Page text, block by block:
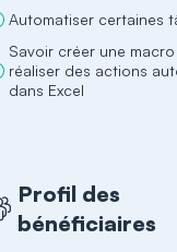
Automatiser certaines
Savoir créer une
réaliser des actions
dans Excel
Profil des
bénéficiaires